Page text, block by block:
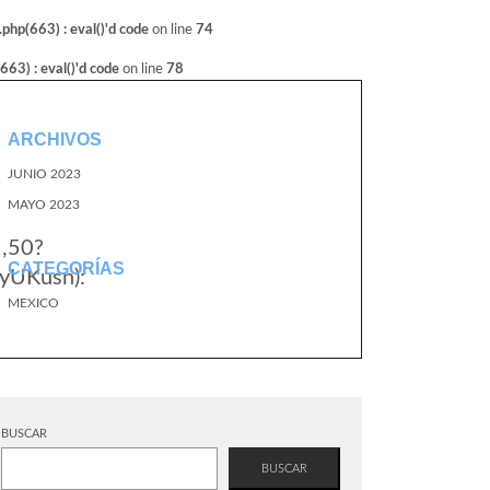
: eval()'d code on line 74
: eval()'d code on line 78
ARCHIVOS
JUNIO 2023
MAYO 2023
CATEGORÍAS
MEXICO
BUSCAR
BUSCAR